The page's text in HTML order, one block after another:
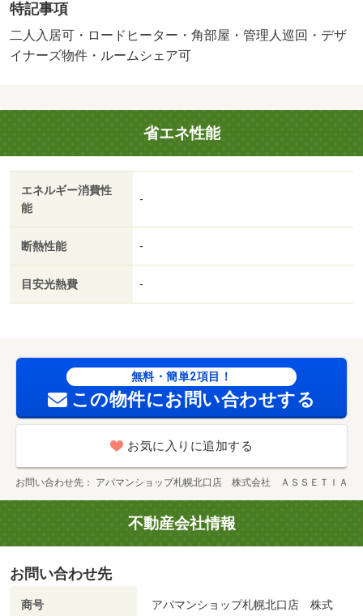
２４時間管理料１，２１０円／月・管理形態／管理員の勤
務形態：巡回・★当店は札幌市内全域のお部屋探しが可能
です★他店掲載物件もご紹介可能★ＬＩＮＥ電話やテレビ
場：有・駐輪場：有/カギ交換費 9900円
特記事項
二人入居可・ロードヒーター・角部屋・管理人巡回・デザ
イナーズ物件・ルームシェア可
省エネ性能
エネルギー消費性
能
-
断熱性能 -
目安光熱費 -
無料・簡単2項目！
この物件にお問い合わせする
お気に入りに追加する
お問い合わせ先 アパマンショップ札幌北口店 株式会社 ＡＳＳＥＴＩＡ
不動産会社情報
お問い合わせ先
商号
アパマンショップ札幌北口店 株式